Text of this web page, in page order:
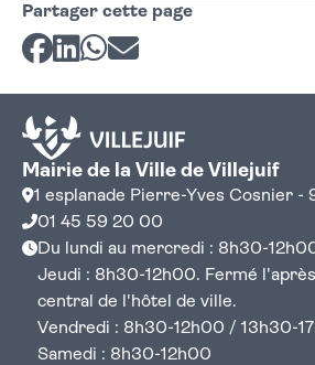
Partager cette page
Partager sur Facebook
Partager sur LinkedIn
Partager sur Whatsapp
Partager par courriel
Mairie de la Ville de Villejuif
1 esplanade Pierre-Yves Cosnier -
01 45 59 20 00
Du lundi au mercredi : 8h30-
Jeudi : 8h30-12h00. Fermé
central de l'hôtel de ville.
Vendredi : 8h30-12h00 / 13h30-
Samedi : 8h30-12h00